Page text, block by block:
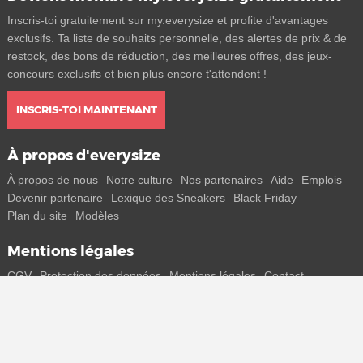
Inscris-toi gratuitement sur my.everysize et profite d'avantages
exclusifs. Ta liste de souhaits personnelle, des alertes de prix & de
restock, des bons de réduction, des meilleures offres, des jeux-
concours exclusifs et bien plus encore t'attendent !
INSCRIS-TOI MAINTENANT
À propos d'everysize
À propos de nous Notre culture Nos partenaires Aide
Emplois
Devenir partenaire
Lexique des Sneakers
Black Friday
Plan du site
Modèles
Mentions légales
CGV Protection des données Mentions légales Contact